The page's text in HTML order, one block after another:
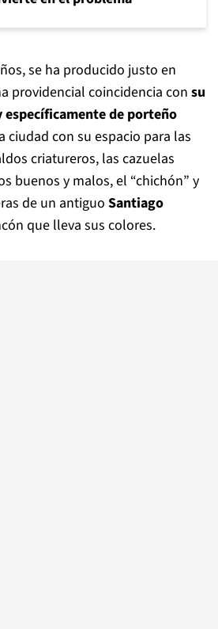
se ha producido justo en
providencial coincidencia con su
específicamente de porteño
ciudad con su espacio para las
criatureros, las cazuelas
buenos y malos, el “chichón” y
de un antiguo Santiago
que lleva sus colores.